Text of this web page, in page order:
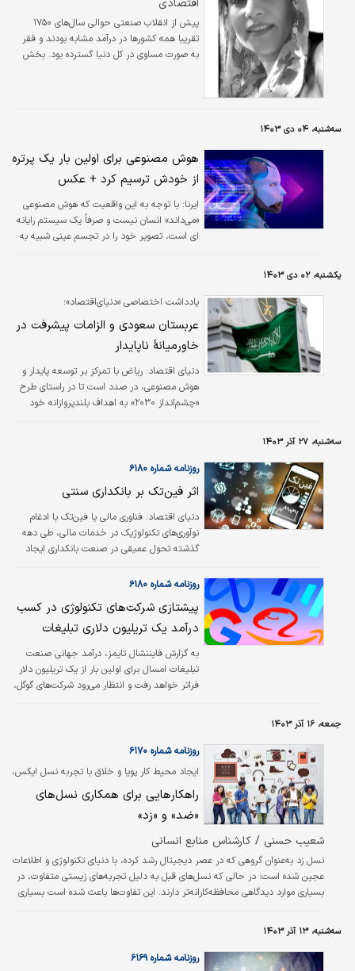
اقتصادی
پیش از انقلاب صنعتی حوالی سال‌های ۱۷۵۰
تقریبا همه کشورها در درآمد مشابه بودند و فقر
به صورت مساوی در کل دنیا گسترده بود. بخش
سه‌شنبه، ۰۴ دی ۱۴۰۳
هوش مصنوعی برای اولین بار یک پرتره
از خودش ترسیم کرد + عکس
ایرنا: با توجه به این واقعیت که هوش مصنوعی
«می‌داند» انسان نیست و صرفاً یک سیستم رایانه
ای است، تصویر خود را در تجسم عینی شبیه به
یکشنبه، ۰۲ دی ۱۴۰۳
یادداشت اختصاصی «دنیای‌اقتصاد»؛
عربستان سعودی و الزامات پیشرفت در
خاورمیانۀ ناپایدار
دنیای اقتصاد: ریاض با تمرکز بر توسعه پایدار و
هوش مصنوعی، در صدد است تا در راستای طرح
«چشم‌انداز ۲۰۳۰» به اهداف بلندپروازانه خود
سه‌شنبه، ۲۷ آذر ۱۴۰۳
روزنامه شماره ۶۱۸۰
اثر فین‌تک بر بانکداری سنتی
دنیای اقتصاد: فناوری مالی یا فین‌تک با ادغام
نوآوری‌های تکنولوژیک در خدمات مالی، طی دهه
گذشته تحول عمیقی در صنعت بانکداری ایجاد
پرداخت‌های آنلاین، وام‌دهی همتا به همتا،
شامل می‌شود، توانسته است مدل‌های سنتی
بانکداری را به چالش بکشد و روندهای جدیدی را
این گزارش، اثرات کلیدی فین‌تک بر بانکداری سنتی
از ابعاد مختلف مورد بررسی قرار می‌گیرد.
روزنامه شماره ۶۱۸۰
پیشتازی شرکت‌های تکنولوژی در کسب
درآمد یک تریلیون دلاری تبلیغات
به گزارش فایننشال تایمز، درآمد جهانی صنعت
تبلیغات امسال برای اولین بار از یک تریلیون دلار
فراتر خواهد رفت و انتظار می‌رود شرکت‌های گوگل،
«گروپ‌‌‌ام» که متعلق به هلدینگ چندملیتی
ارتباطات، تبلیغات، روابط عمومی و بازرگانی WPP
در لندن است، تخمین می‌‌‌زند که در سال۲۰۲۴
درآمد تبلیغات در سطح جهان ۹.۵‌درصد افزایش
می‌‌‌یابد که بیشتر از پیش‌بینی‌‌‌های اواسط سال
جمعه، ۱۶ آذر ۱۴۰۳
ایجاد محیط کار پویا و خلاق با تجربه نسل ایکس،
روزنامه شماره ۶۱۷۰
راهکارهایی برای همکاری نسل‌های
«ضد» و «زد»
شعیب حسنی / کارشناس منابع انسانی
نسل زد به‏‏‌عنوان گروهی که در عصر دیجیتال رشد کرده، با دنیای تکنولوژی و اطلاعات
عجین شده است؛ در حالی که نسل‏‏‌های قبل به دلیل تجربه‏‏‌های زیستی متفاوت، در
بسیاری موارد دیدگاهی محافظه‏‏‌کارانه‏‏‌تر دارند. این تفاوت‏‏‌ها باعث شده است بسیاری
ناآشنایی و مقاومت کنیم. در این مطلب، به بررسی ویژگی‏‏‌های خاص نسل زد پرداخته
و دلایل انتقادات نسل‏‏‌های پیشین را مرور می‏‏‌کنیم. سپس به لزوم تغییر و سازگاری
نسل‏‏‌های قبل‏‏‌تر…
سه‌شنبه، ۱۳ آذر ۱۴۰۳
روزنامه شماره ۶۱۶۹